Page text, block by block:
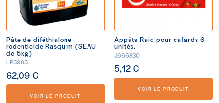
Pâte de diféthialone
rodenticide Rasquim (SEAU
de 5kg)
LP5905
62,09 €
VOIR LE PRODUIT
Appâts Raid pour cafards 6
unités.
J666830
5,12 €
VOIR LE PRODUIT